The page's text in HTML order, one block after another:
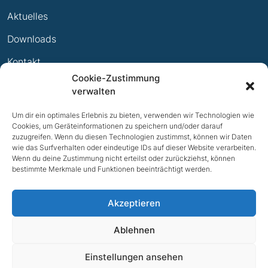
Cookie-Zustimmung
verwalten
Um dir ein optimales Erlebnis zu bieten, verwenden wir Technologien wie
Cookies, um Geräteinformationen zu speichern und/oder darauf
zuzugreifen. Wenn du diesen Technologien zustimmst, können wir Daten
wie das Surfverhalten oder eindeutige IDs auf dieser Website verarbeiten.
Wenn du deine Zustimmung nicht erteilst oder zurückziehst, können
bestimmte Merkmale und Funktionen beeinträchtigt werden.
Akzeptieren
Ablehnen
Einstellungen ansehen
Ewige Erfolge
Mitglied werden
Aktuelles
Downloads
Kontakt